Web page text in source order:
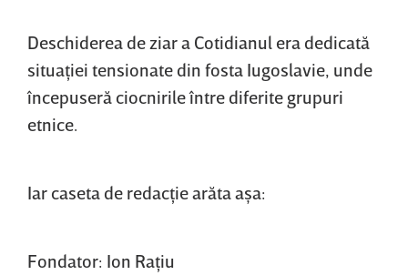
Deschiderea de ziar a Cotidianul era dedicată
situaţiei tensionate din fosta Iugoslavie, unde
începuseră ciocnirile între diferite grupuri
etnice.
Iar caseta de redacţie arăta aşa:
Fondator: Ion Raţiu